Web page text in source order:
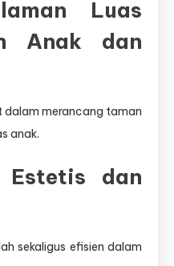
Luas
Anak dan
dalam merancang taman
anak.
dan
sekaligus efisien dalam